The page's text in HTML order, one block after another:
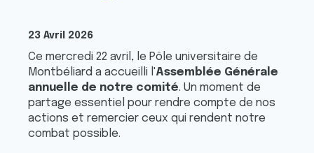
23 Avril 2026
Ce mercredi 22 avril, le Pôle universitaire de
Montbéliard a accueilli l'Assemblée Générale
annuelle de notre comité. Un moment de
partage essentiel pour rendre compte de nos
actions et remercier ceux qui rendent notre
combat possible.